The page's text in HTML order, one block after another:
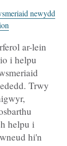
newydd
ar-lein
i helpu
Trwy
helpu i
hi'n